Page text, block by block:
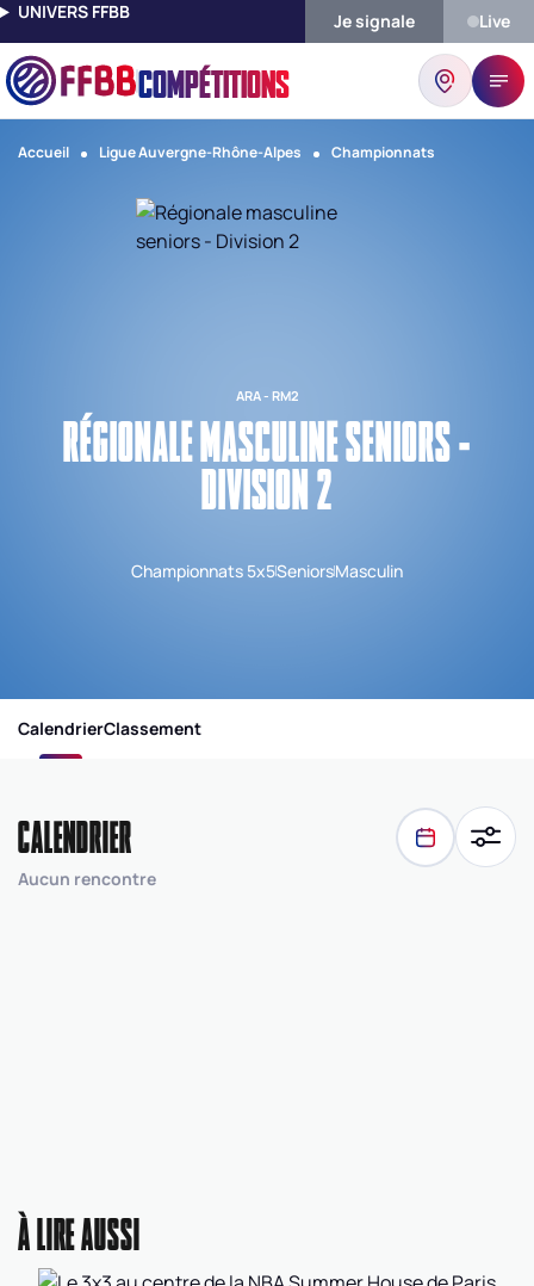
UNIVERS FFBB Je signale Live
COMPÉTITIONS
Accueil Ligue Auvergne-Rhône-Alpes Championnats
ARA - RM2
RÉGIONALE MASCULINE SENIORS -
DIVISION 2
Championnats 5x5SeniorsMasculin
CalendrierClassement
CALENDRIER
Aucun rencontre
À LIRE AUSSI